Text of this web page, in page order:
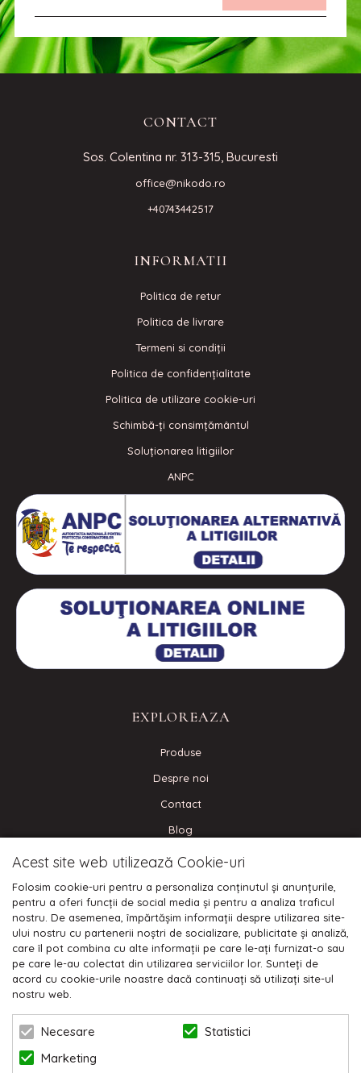
© 2026 NIKODO | POWERED BY
CONTACT
Sos. Colentina nr. 313-315, Bucuresti
office@nikodo.ro
+40743442517
INFORMATII
Politica de retur
Politica de livrare
Termeni si condiţii
Politica de confidenţialitate
Politica de utilizare cookie-uri
Schimbă-ți consimțământul
Soluționarea litigiilor
ANPC
EXPLOREAZA
Produse
Despre noi
Contact
Blog
CONECTEAZA-TE
Plata cu cardul:
Acest site web utilizează Cookie-uri
Folosim cookie-uri pentru a personaliza conținutul și anunțurile,
pentru a oferi funcții de social media și pentru a analiza traficul
nostru. De asemenea, împărtășim informații despre utilizarea site-
ului nostru cu partenerii noștri de socializare, publicitate și analiză,
care îl pot combina cu alte informații pe care le-ați furnizat-o sau
pe care le-au colectat din utilizarea serviciilor lor. Sunteți de
acord cu cookie-urile noastre dacă continuați să utilizați site-ul
nostru web.
Necesare
Statistici
Marketing